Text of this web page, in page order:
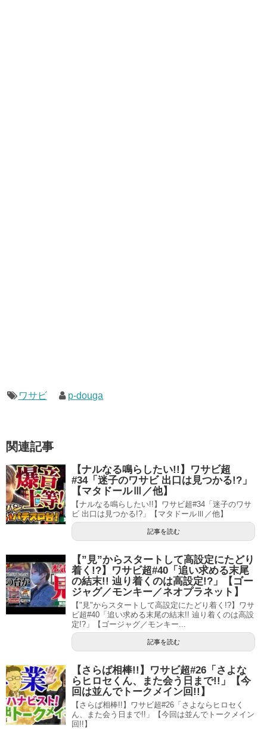
ワサビ p-douga
関連記事
【ナルなる鳴らしたい!!】ワサビ超
#34「迷子のワサビ 出口は見つかる!?」
【マタドールⅢ／他】
【ナルなる鳴らしたい!!】ワサビ超#34「迷子のワサ
ビ 出口は見つかる!?」【マタドールⅢ／他】
記事を読む
【”見”からスタートして高設定にたどり
着く!?】ワサビ超#40「追い求める末尾
の結末!! 辿り着くのは高設定!?」【ゴー
ジャグ／モンキー／ネオプラネット】
【"見"からスタートして高設定にたどり着く!?】ワサ
ビ超#40「追い求める末尾の結末!! 辿り着くのは高設
定!?」【ゴージャグ／モンキー...
記事を読む
【さらば相棒!!】ワサビ超#26「さよな
らヒロセくん、また会う日まで!!」【今
回は並んでトークメイン回!!】
【さらば相棒!!】ワサビ超#26「さよならヒロセく
ん、また会う日まで!!」【今回は並んでトークメイン
回!!】